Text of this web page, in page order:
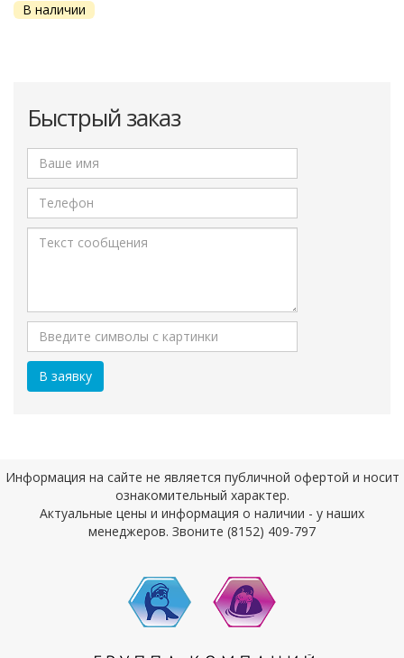
В наличии
Быстрый заказ
Информация на сайте не является публичной офертой и носит
ознакомительный характер.
Актуальные цены и информация о наличии - у наших
менеджеров. Звоните (8152) 409-797